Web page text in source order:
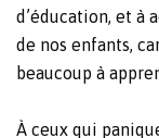
d’éducation, et à
de nos enfants,
beaucoup à
À ceux qui